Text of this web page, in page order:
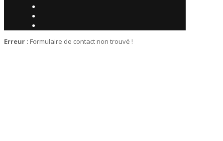
Erreur : Formulaire de contact non trouvé !